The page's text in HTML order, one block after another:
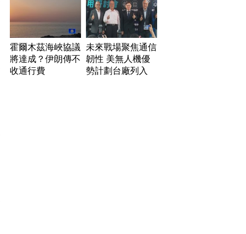
霍爾木茲海峽協議
將達成？伊朗傳不
收通行費
未來戰場聚焦通信
韌性 美無人機優
勢計劃台廠列入